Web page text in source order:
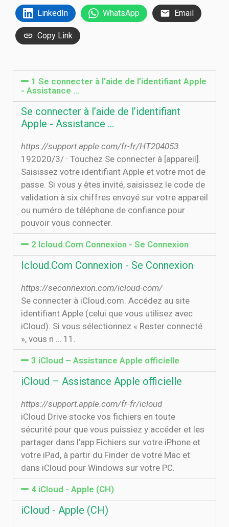
LinkedIn WhatsApp Email
Copy Link
1 Se connecter à l’aide de l’identifiant Apple
- Assistance ...
Se connecter à l’aide de l’identifiant
Apple - Assistance ...
https://support.apple.com/fr-fr/HT204053
19‏‏/3‏‏/2020 · Touchez Se connecter à [appareil].
Saisissez votre identifiant Apple et votre mot de
passe. Si vous y êtes invité, saisissez le code de
validation à six chiffres envoyé sur votre appareil
ou numéro de téléphone de confiance pour
pouvoir vous connecter.
2 Icloud.Com Connexion - Se Connexion
Icloud.Com Connexion - Se Connexion
https://seconnexion.com/icloud-com/
Se connecter à iCloud.com. Accédez au site
identifiant Apple (celui que vous utilisez avec
iCloud). Si vous sélectionnez « Rester connecté
», vous n … 11.
3 iCloud – Assistance Apple officielle
iCloud – Assistance Apple officielle
https://support.apple.com/fr-fr/icloud
iCloud Drive stocke vos fichiers en toute
sécurité pour que vous puissiez y accéder et les
partager dans l’app Fichiers sur votre iPhone et
votre iPad, à partir du Finder de votre Mac et
dans iCloud pour Windows sur votre PC.
4 iCloud - Apple (CH)
iCloud - Apple (CH)